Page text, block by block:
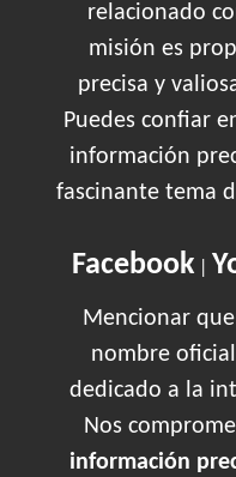
relacionado
misión es
precisa y
Puedes confiar
información
fascinante tema
Facebook|
Mencionar que
nombre
dedicado a la
Nos
información